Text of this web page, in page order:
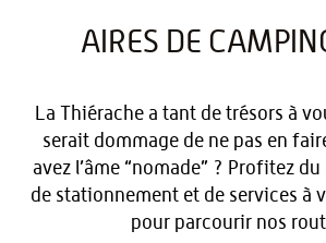
AIRES DE
La Thiérache a tant de trésors à
serait dommage de ne pas en
avez l’âme “nomade” ? Profitez du
de stationnement et de services à
pour parcourir nos